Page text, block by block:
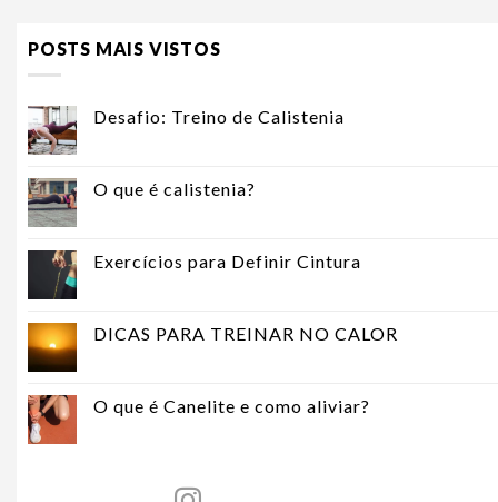
POSTS MAIS VISTOS
Desafio: Treino de Calistenia
O que é calistenia?
Exercícios para Definir Cintura
DICAS PARA TREINAR NO CALOR
O que é Canelite e como aliviar?